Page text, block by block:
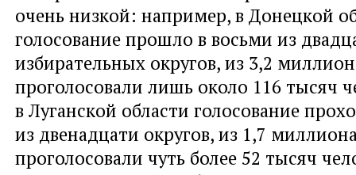
очень низкой: например, в Донецкой
голосование прошло в восьми из
избирательных округов, из 3,2
проголосовали лишь около 116 тысяч
в Луганской области голосование
из двенадцати округов, из 1,7
проголосовали чуть более 52 тысяч